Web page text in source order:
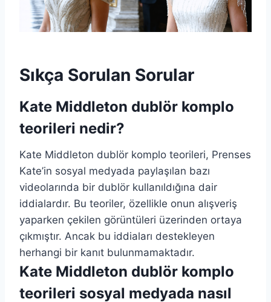
Sıkça Sorulan Sorular
Kate Middleton dublör komplo
teorileri nedir?
Kate Middleton dublör komplo teorileri, Prenses
Kate’in sosyal medyada paylaşılan bazı
videolarında bir dublör kullanıldığına dair
iddialardır. Bu teoriler, özellikle onun alışveriş
yaparken çekilen görüntüleri üzerinden ortaya
çıkmıştır. Ancak bu iddiaları destekleyen
herhangi bir kanıt bulunmamaktadır.
Kate Middleton dublör komplo
teorileri sosyal medyada nasıl